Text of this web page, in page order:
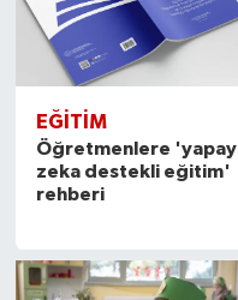
EĞITIM
Öğretmenlere 'yapay
zeka destekli eğitim'
rehberi